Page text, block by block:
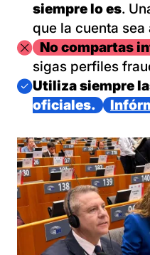
siempre lo es.
que la cuenta sea
ImagenNo compartas
sigas perfiles
Imagen
Utiliza siempre
oficiales.